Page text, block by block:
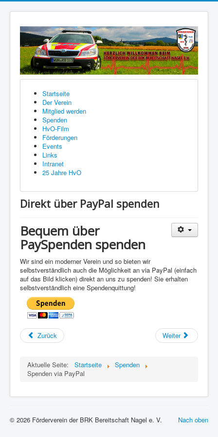
Startseite
Der Verein
Mitglied werden
Spenden
HvO-Film
Förderungen
Events
Links
Intranet
25 Jahre HvO
Direkt über PayPal spenden
Bequem über
PaySpenden spenden
Wir sind ein moderner Verein und so bieten wir
selbstverständlich auch die Möglichkeit an via PayPal (einfach
auf das Bild klicken) direkt an uns zu spenden! Sie erhalten
selbstverständlich eine Spendenquittung!
Zurück Weiter
Aktuelle Seite: Startseite
Spenden
Spenden via PayPal
Nach oben
© 2026 Förderverein der BRK Bereitschaft Nagel e. V.